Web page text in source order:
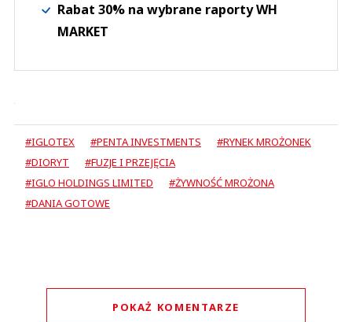
Rabat 30% na wybrane raporty WH
MARKET
#IGLOTEX #PENTA INVESTMENTS
#RYNEK MROŻONEK
#DIORYT
#FUZJE I PRZEJĘCIA
#IGLO HOLDINGS LIMITED
#ŻYWNOŚĆ MROŻONA
#DANIA GOTOWE
POKAŻ KOMENTARZE